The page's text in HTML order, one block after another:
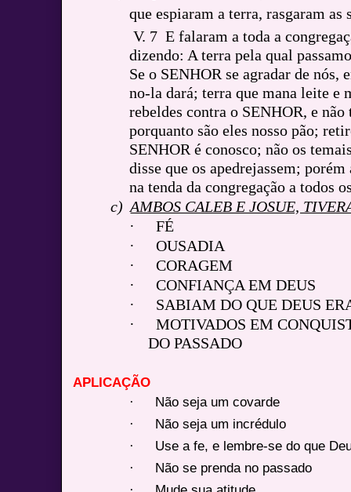
que espiaram a terra, rasgaram as
V. 7 E falaram a toda a
dizendo: A terra pela qual
Se o SENHOR se agradar de nós,
no-la dará; terra que mana leite e
rebeldes contra o SENHOR, e
porquanto são eles nosso pão;
SENHOR é conosco; não os
disse que os apedrejassem;
na tenda da congregação a todos
c) AMBOS CALEB E JOSUE,
·
FÉ
·
OUSADIA
·
CORAGEM
·
CONFIANÇA EM DEUS
·
SABIAM DO QUE DEUS
·
MOTIVADOS EM
DO PASSADO
APLICAÇÃO
·
Não seja um covarde
·
Não seja um incrédulo
·
Use a fe, e lembre-se do que
·
Não se prenda no passado